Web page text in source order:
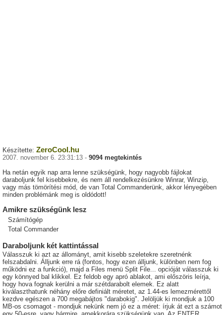
Készítette: ZeroCool.hu
2007. november 6. 23:31:13 - 9094 megtekintés
Ha netán egyik nap arra lenne szükségünk, hogy nagyobb fájlokat
daraboljunk fel kisebbekre, és nem áll rendelkezésünkre Winrar, Winzip,
vagy más tömörítési mód, de van Total Commanderünk, akkor lényegében
minden problémánk meg is oldódott!
Amikre szükségünk lesz
Számítógép
Total Commander
Daraboljunk két kattintással
Válasszuk ki azt az állományt, amit kisebb szeletekre szeretnénk
felszabdalni. Álljunk erre rá (fontos, hogy ezen álljunk, különben nem fog
működni ez a funkció), majd a Files menü Split File... opcióját válasszuk ki
egy könnyed bal klikkel. Ez feldob egy apró ablakot, ami előszöris leírja,
hogy hova fognak kerülni a már szétdarabolt elemek. Ez alatt
kiválaszthatunk néhány előre definiált méretet, az 1.44-es lemezmérettől
kezdve egészen a 700 megabájtos "darabokig". Jelöljük ki mondjuk a 100
MB-os csomagot - mondjuk nekünk nem jó ez a méret: írjuk át ezt a számot